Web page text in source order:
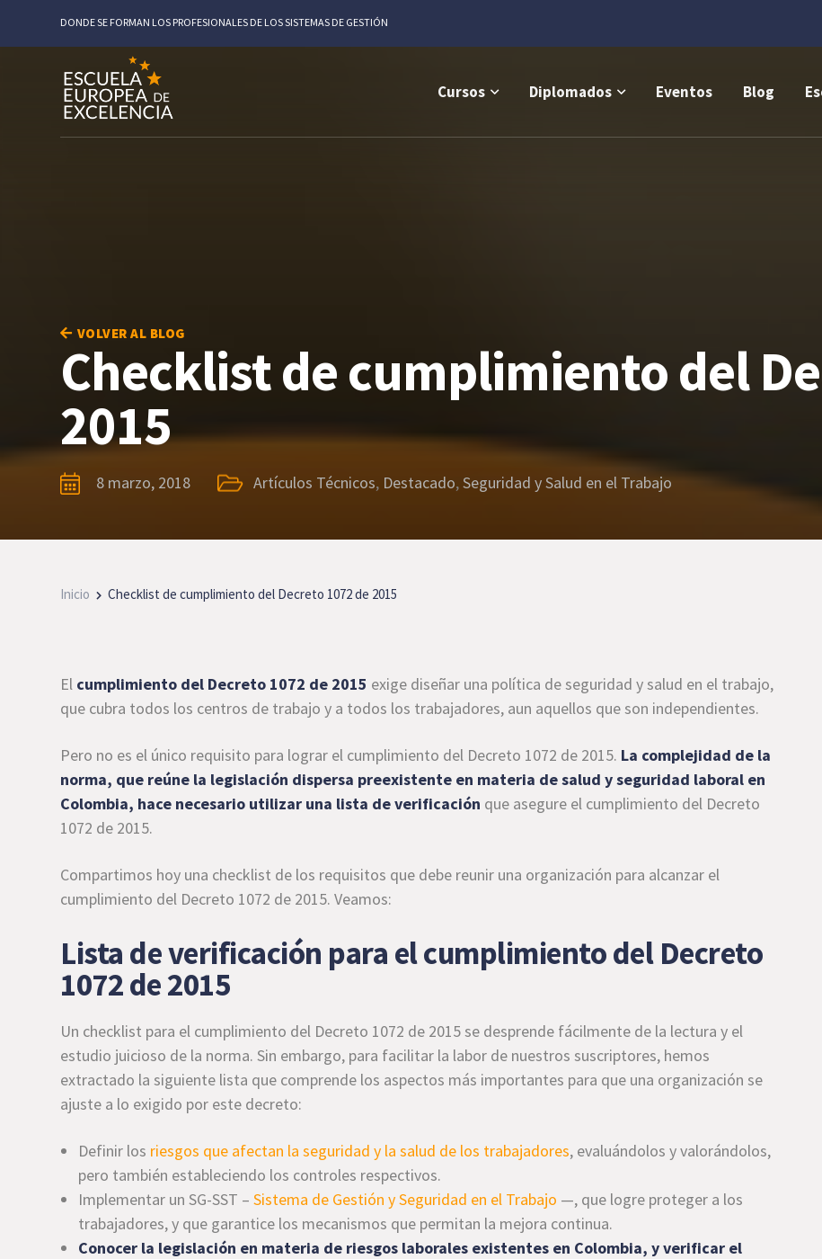
DONDE SE FORMAN LOS PROFESIONALES DE LOS SISTEMAS DE GESTIÓN
Cursos Diplomados Eventos Blog
VOLVER AL BLOG
Checklist de cumplimiento del
2015
8 marzo, 2018 Artículos Técnicos, Destacado,Seguridad y Salud en el Trabajo
Inicio Checklist de cumplimiento del Decreto 1072 de 2015
El cumplimiento del Decreto 1072 de 2015 exige diseñar una política de seguridad y salud en el trabajo,
que cubra todos los centros de trabajo y a todos los trabajadores, aun aquellos que son independientes.
Pero no es el único requisito para lograr el cumplimiento del Decreto 1072 de 2015. La complejidad de la
norma, que reúne la legislación dispersa preexistente en materia de salud y seguridad laboral en
Colombia, hace necesario utilizar una lista de verificación que asegure el cumplimiento del Decreto
1072 de 2015.
Compartimos hoy una checklist de los requisitos que debe reunir una organización para alcanzar el
cumplimiento del Decreto 1072 de 2015. Veamos:
Lista de verificación para el cumplimiento del Decreto
1072 de 2015
Un checklist para el cumplimiento del Decreto 1072 de 2015 se desprende fácilmente de la lectura y el
estudio juicioso de la norma. Sin embargo, para facilitar la labor de nuestros suscriptores, hemos
extractado la siguiente lista que comprende los aspectos más importantes para que una organización se
ajuste a lo exigido por este decreto:
Definir los riesgos que afectan la seguridad y la salud de los trabajadores, evaluándolos y valorándolos,
pero también estableciendo los controles respectivos.
Implementar un SG-SST –Sistema de Gestión y Seguridad en el Trabajo —, que logre proteger a los
trabajadores, y que garantice los mecanismos que permitan la mejora continua.
Conocer la legislación en materia de riesgos laborales existentes en Colombia, y verificar el